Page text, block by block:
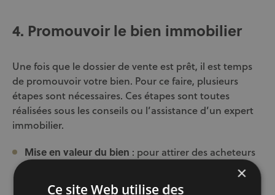
4. Promouvoir le bien immobilier
Une fois que le dossier de vente est prêt, il est temps
de promouvoir votre bien. Pour ce faire, plusieurs
étapes sont nécessaires. Ces étapes sont toutes
réalisées sous les conseils ou l’assistance d’un expert
immobilier.
Mise en valeur du bien : pour attirer des acheteurs
potentiels, il est essentiel de valoriser votre
propriété. Du home staging, des petits travaux de
×
Ce site Web utilise des